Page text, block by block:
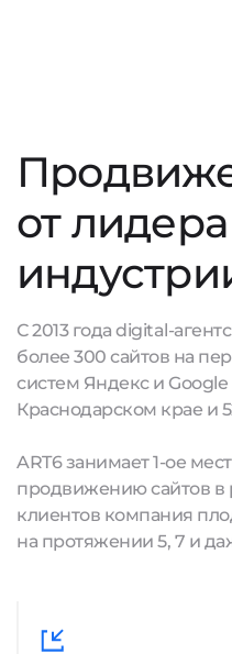
от лидера
С 2013 года digital-
более 300 сайтов на
систем Яндекс и
Краснодарском крае и
ART6 занимает 1-ое
продвижению сайтов в
клиентов компания
на протяжении 5, 7 и